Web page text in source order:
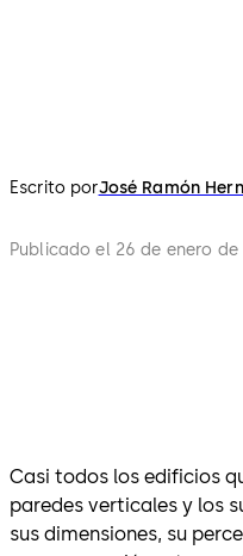
Escrito porJosé Ramón
Publicado el 26 de enero de
Casi todos los edificios
paredes verticales y los
sus dimensiones, su